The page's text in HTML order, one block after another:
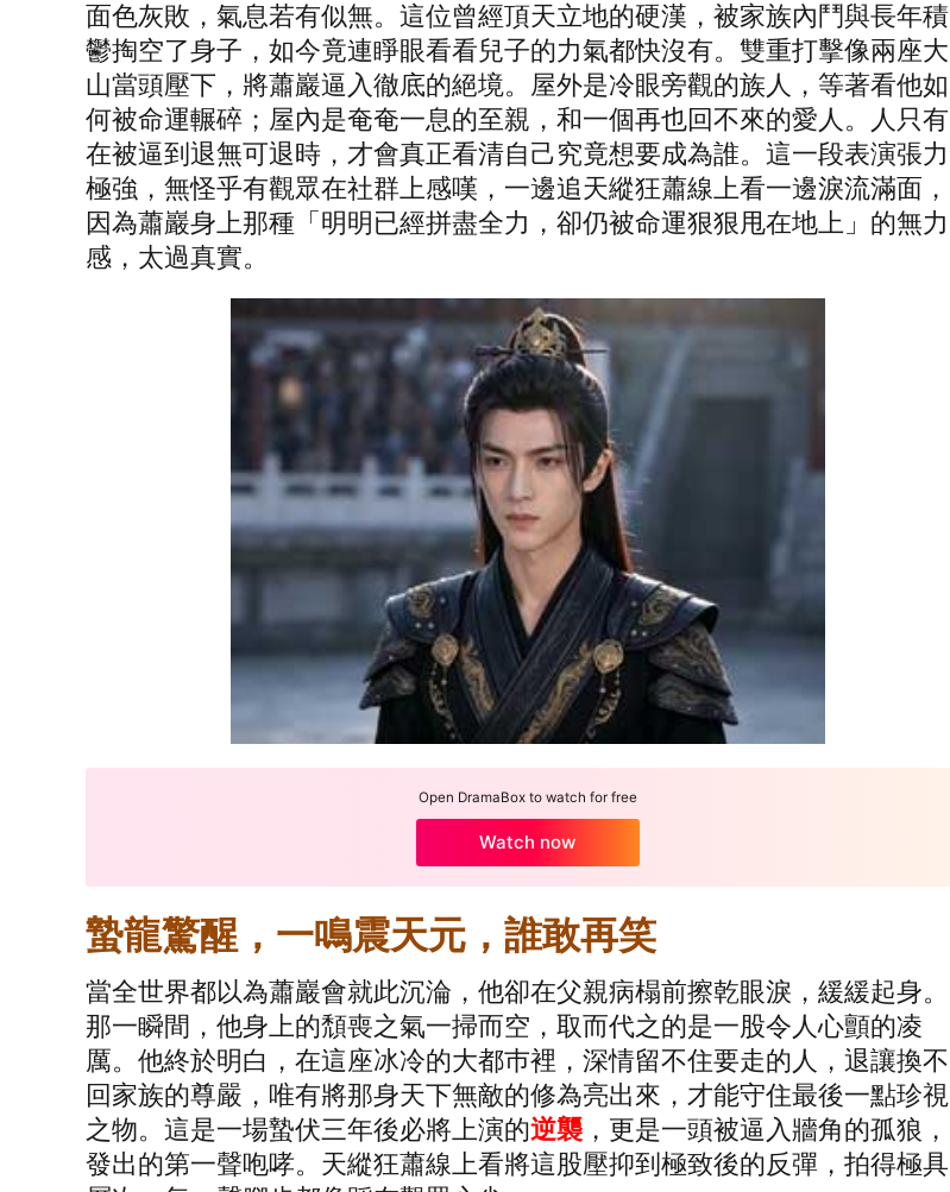
面色灰敗，氣息若有似無。這位曾經頂天立地的硬漢，被家族內鬥與長年積
鬱掏空了身子，如今竟連睜眼看看兒子的力氣都快沒有。雙重打擊像兩座大
山當頭壓下，將蕭巖逼入徹底的絕境。屋外是冷眼旁觀的族人，等著看他如
何被命運輾碎；屋內是奄奄一息的至親，和一個再也回不來的愛人。人只有
在被逼到退無可退時，才會真正看清自己究竟想要成為誰。這一段表演張力
極強，無怪乎有觀眾在社群上感嘆，一邊追天縱狂蕭線上看一邊淚流滿面，
因為蕭巖身上那種「明明已經拼盡全力，卻仍被命運狠狠甩在地上」的無力
感，太過真實。
Open DramaBox to watch for free
Watch now
蟄龍驚醒，一鳴震天元，誰敢再笑
當全世界都以為蕭巖會就此沉淪，他卻在父親病榻前擦乾眼淚，緩緩起身。
那一瞬間，他身上的頹喪之氣一掃而空，取而代之的是一股令人心顫的凌
厲。他終於明白，在這座冰冷的大都巿裡，深情留不住要走的人，退讓換不
回家族的尊嚴，唯有將那身天下無敵的修為亮出來，才能守住最後一點珍視
之物。這是一場蟄伏三年後必將上演的逆襲 ，更是一頭被逼入牆角的孤狼，
發出的第一聲咆哮。天縱狂蕭線上看將這股壓抑到極致後的反彈，拍得極具